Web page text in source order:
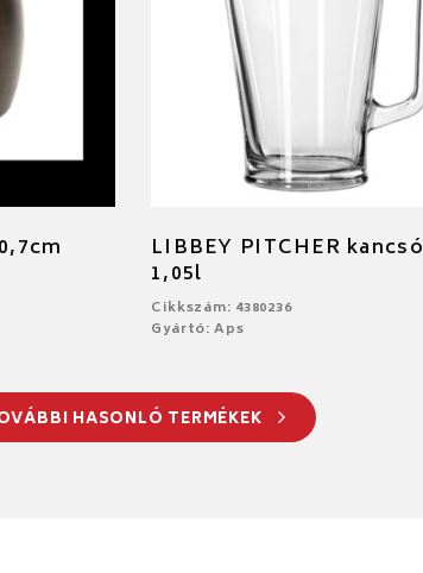
LIBBEY PITCHER kancsó
1,05l
Cikkszám: 4380236
Gyártó: Aps
HASONLÓ TERMÉKEK